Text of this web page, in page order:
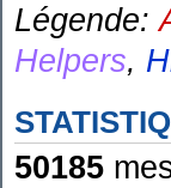
Légende:
Helpers,
50185